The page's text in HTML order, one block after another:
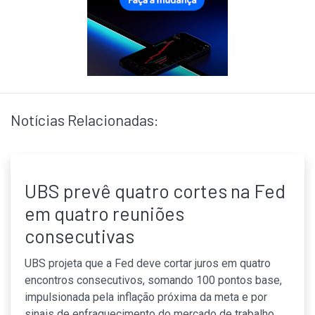
Notícias Relacionadas:
UBS prevê quatro cortes na Fed
em quatro reuniões
consecutivas
UBS projeta que a Fed deve cortar juros em quatro
encontros consecutivos, somando 100 pontos base,
impulsionada pela inflação próxima da meta e por